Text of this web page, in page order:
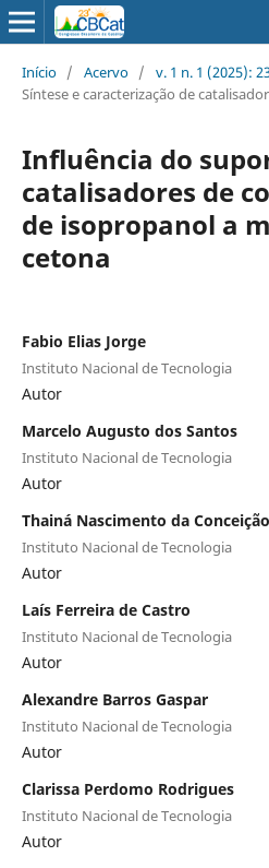
Início / Acervo / v. 1 n. 1 (2025):
Síntese e caracterização de
Influência do
catalisadores de
de isopropanol a
cetona
Fabio Elias Jorge
Instituto Nacional de Tecnologia
Autor
Marcelo Augusto dos Santos
Instituto Nacional de Tecnologia
Autor
Thainá Nascimento da
Instituto Nacional de Tecnologia
Autor
Laís Ferreira de Castro
Instituto Nacional de Tecnologia
Autor
Alexandre Barros Gaspar
Instituto Nacional de Tecnologia
Autor
Clarissa Perdomo Rodrigues
Instituto Nacional de Tecnologia
Autor